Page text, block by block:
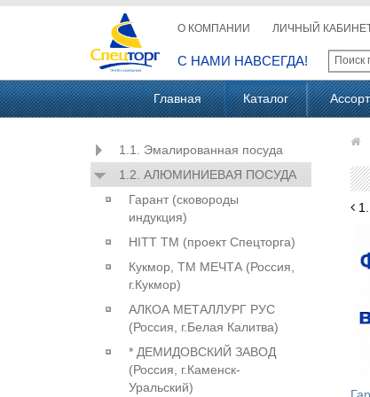
О КОМПАНИИ ЛИЧНЫЙ
С НАМИ НАВСЕГДА!
Главная Каталог
1.1. Эмалированная посуда
1.2. АЛЮМИНИЕВАЯ ПОСУДА
Гарант (сковороды
индукция)
HITT ТМ (проект Спецторга)
Кукмор, ТМ МЕЧТА (Россия,
г.Кукмор)
АЛКОА МЕТАЛЛУРГ РУС
(Россия, г.Белая Калитва)
* ДЕМИДОВСКИЙ ЗАВОД
(Россия, г.Каменск-
Уральский)